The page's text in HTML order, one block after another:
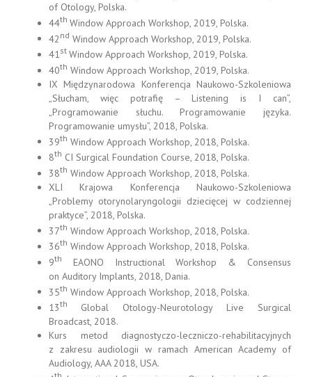
of Otology, Polska.
44th Window Approach Workshop, 2019, Polska.
42 nd Window Approach Workshop, 2019, Polska.
41st Window Approach Workshop, 2019, Polska.
40th Window Approach Workshop, 2019, Polska.
IX Międzynarodowa Konferencja Naukowo-Szkoleniowa
„Słucham, więc potrafię – Listening is I can”,
„Programowanie słuchu. Programowanie języka.
Programowanie umysłu”, 2018, Polska.
39th Window Approach Workshop, 2018, Polska.
8th CI Surgical Foundation Course, 2018, Polska.
38th Window Approach Workshop, 2018, Polska.
XLI Krajowa Konferencja Naukowo-Szkoleniowa
„Problemy otorynolaryngologii dziecięcej w codziennej
praktyce”, 2018, Polska.
37th Window Approach Workshop, 2018, Polska.
36th Window Approach Workshop, 2018, Polska.
9th
EAONO Instructional Workshop & Consensus
on Auditory Implants, 2018, Dania.
35th Window Approach Workshop, 2018, Polska.
13th Global Otology-Neurotology Live Surgical
Broadcast, 2018.
Kurs metod diagnostyczo-leczniczo-rehabilitacyjnych
z zakresu audiologii w ramach American Academy of
Audiology, AAA 2018, USA.